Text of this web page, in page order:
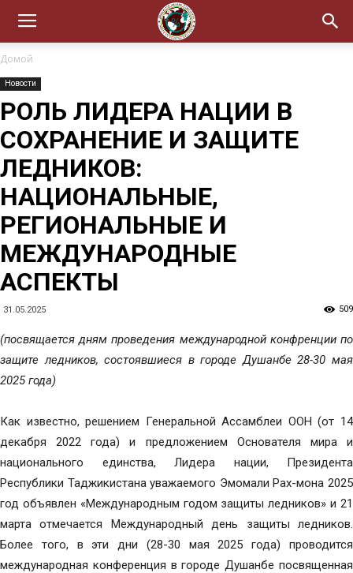
Домой
Новости
РОЛЬ ЛИДЕРА НАЦИИ В
СОХРАНЕНИЕ И ЗАЩИТЕ
ЛЕДНИКОВ:
НАЦИОНАЛЬНЫЕ,
РЕГИОНАЛЬНЫЕ И
МЕЖДУНАРОДНЫЕ
АСПЕКТЫ
31.05.2025 509
(посвящается дням проведения международной конфренции по
защите ледников, состоявшиеся в городе Душанбе 28-30 мая
2025 года)
Как известно, решением Генеральной Ассамблеи ООН (от 14
декабря 2022 года) и предложением Основателя мира и
национального единства, Лидера нации, Президента
Республики Таджикистана уважаемого Эмомали Рах-мона 2025
год объявлен «Международным годом защиты ледников» и 21
марта отмечается Международный день защиты ледников.
Более того, в эти дни (28-30 мая 2025 года) проводится
международная конференция в городе Душанбе посвященная